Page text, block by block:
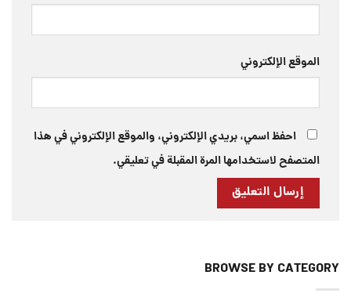
الموقع الإلكتروني
احفظ اسمي، بريدي الإلكتروني، والموقع الإلكتروني في هذا
المتصفح لاستخدامها المرة المقبلة في تعليقي.
BROWSE BY CATEGORY